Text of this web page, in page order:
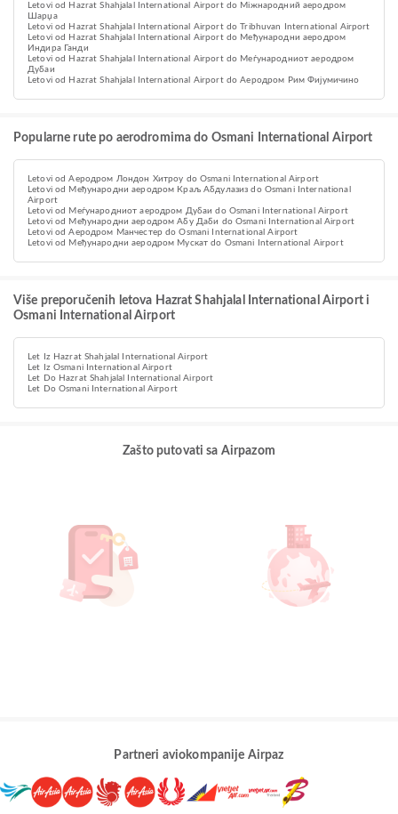
Letovi od Hazrat Shahjalal International Airport do Міжнародний аеродром
Шарџа
Letovi od Hazrat Shahjalal International Airport do Tribhuvan International Airport
Letovi od Hazrat Shahjalal International Airport do Међународни аеродром
Индира Ганди
Letovi od Hazrat Shahjalal International Airport do Меѓународниот аеродром
Дубаи
Letovi od Hazrat Shahjalal International Airport do Аеродром Рим Фијумичино
Popularne rute po aerodromima do Osmani International Airport
Letovi od Аеродром Лондон Хитроу do Osmani International Airport
Letovi od Међународни аеродром Краљ Абдулазиз do Osmani International
Airport
Letovi od Меѓународниот аеродром Дубаи do Osmani International Airport
Letovi od Међународни аеродром Абу Даби do Osmani International Airport
Letovi od Аеродром Манчестер do Osmani International Airport
Letovi od Међународни аеродром Мускат do Osmani International Airport
Više preporučenih letova Hazrat Shahjalal International Airport i
Osmani International Airport
Let Iz Hazrat Shahjalal International Airport
Let Iz Osmani International Airport
Let Do Hazrat Shahjalal International Airport
Let Do Osmani International Airport
Zašto putovati sa Airpazom
Partneri aviokompanije Airpaz